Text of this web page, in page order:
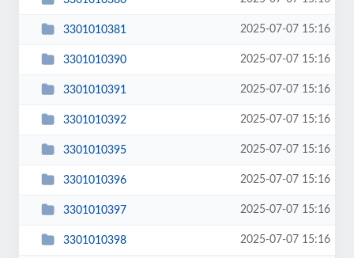
3301010381 2025-07-07 15:16
3301010390 2025-07-07 15:16
3301010391 2025-07-07 15:16
3301010392 2025-07-07 15:16
3301010395 2025-07-07 15:16
3301010396 2025-07-07 15:16
3301010397 2025-07-07 15:16
3301010398 2025-07-07 15:16